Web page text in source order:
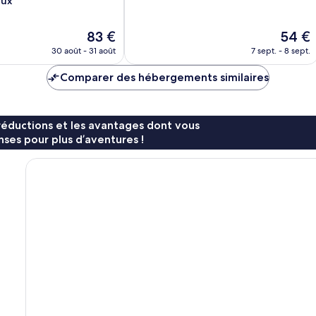
Le
nouveau
de
83 €
30 août - 31 août
Le
nouveau
54 €
7 sept. - 8 sept.
Comparer des hébergements similaires
et les avantages dont vous
pour plus d’aventures !